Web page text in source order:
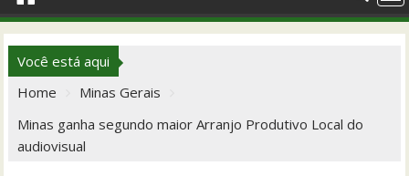
Você está aqui
Home
Minas Gerais
Minas ganha segundo maior Arranjo Produtivo Local do
audiovisual